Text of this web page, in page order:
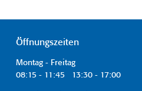
Öffnungszeiten
Montag - Freitag
08:15 - 11:45 13:30 - 17:00